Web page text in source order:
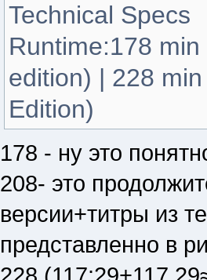
Technical Specs
Runtime:178
edition) | 228
Edition)
178 - ну это
208- это
версии+титры из
представленно в